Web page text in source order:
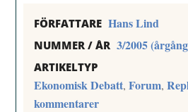
FÖRFATTARE Hans Lind
NUMMER / ÅR 3/2005
ARTIKELTYP
Ekonomisk Debatt,Forum,
kommentarer